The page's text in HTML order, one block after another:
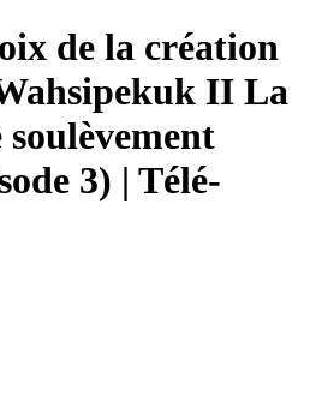
de la création
II La
soulèvement
3) | Télé-